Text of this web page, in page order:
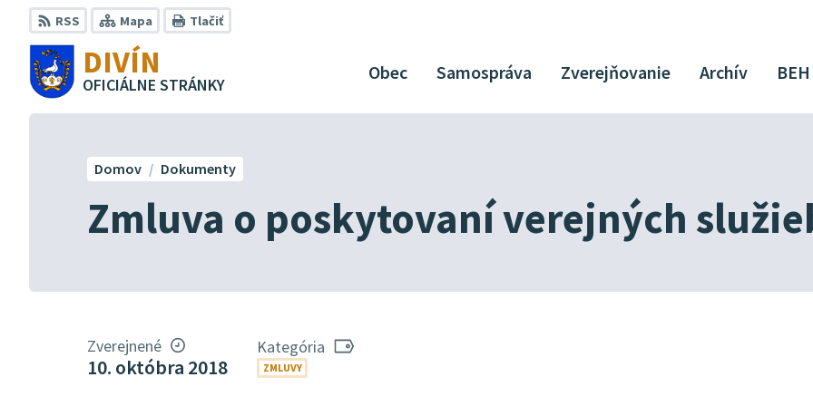
Preskočiť
na
obsah
RSS Mapa Tlačiť
DIVÍN
OFICIÁLNE STRÁNKY
Obec Samospráva Zverejňovanie Archív BEH
Zmluva o poskytovaní verejných
Domov Dokumenty
Zverejnené
10. októbra 2018
Kategória
ZMLUVY